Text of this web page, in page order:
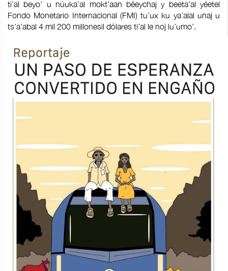
ti’al beyo’ u núuka’al mokt’aan béeychaj y beeta’al yéetel
Fondo Monetario Internacional (FMI) tu’ux ku ya’alal unaj u
ts’a’abal 4 mil 200 millonesil dólares ti’al le noj lu’umo’.